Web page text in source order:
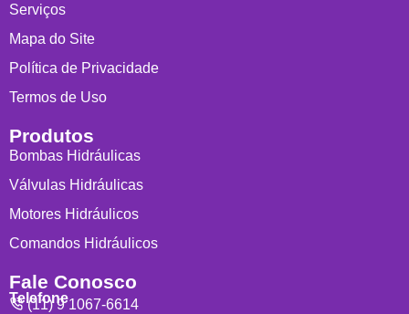
Serviços
Mapa do Site
Política de Privacidade
Termos de Uso
Produtos
Bombas Hidráulicas
Válvulas Hidráulicas
Motores Hidráulicos
Comandos Hidráulicos
Fale Conosco
Telefone
(11) 9 1067-6614